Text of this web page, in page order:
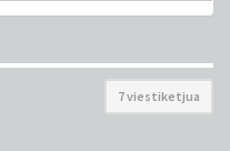
7 viestiketjua